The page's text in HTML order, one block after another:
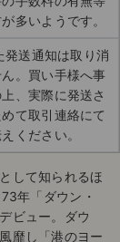
多いようです。
発送通知は取り消
。買い手様へ事
、実際に発送さ
て取引連絡にて
ください。
して知られるほ
年「ダウン・
ビュー。ダウ
靡し「港のヨー